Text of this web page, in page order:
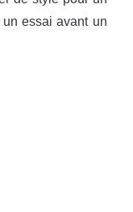
essai avant un